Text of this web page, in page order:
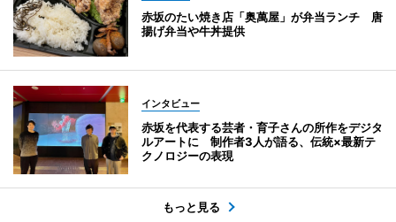
赤坂のたい焼き店「奥萬屋」が弁当ランチ 唐
揚げ弁当や牛丼提供
インタビュー
赤坂を代表する芸者・育子さんの所作をデジタ
ルアートに 制作者3人が語る、伝統×最新テ
クノロジーの表現
もっと見る